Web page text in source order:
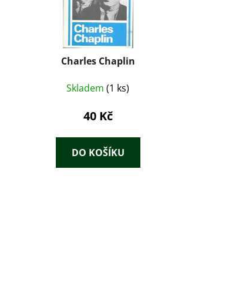
Charles Chaplin
Skladem(1 ks)
40 Kč
DO KOŠÍKU